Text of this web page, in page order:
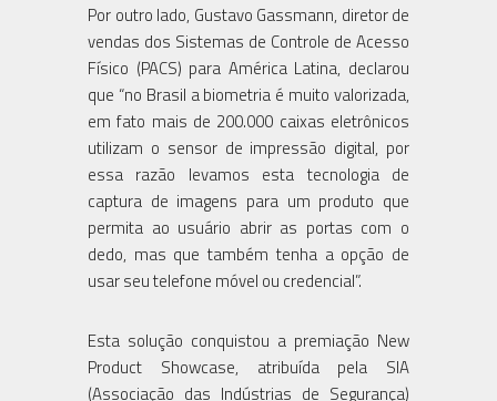
Por outro lado, Gustavo Gassmann, diretor de
vendas dos Sistemas de Controle de Acesso
Físico (PACS) para América Latina, declarou
que “no Brasil a biometria é muito valorizada,
em fato mais de 200.000 caixas eletrônicos
utilizam o sensor de impressão digital, por
essa razão levamos esta tecnologia de
captura de imagens para um produto que
permita ao usuário abrir as portas com o
dedo, mas que também tenha a opção de
usar seu telefone móvel ou credencial”.
Esta solução conquistou a premiação New
Product Showcase, atribuída pela SIA
(Associação das Indústrias de Segurança)